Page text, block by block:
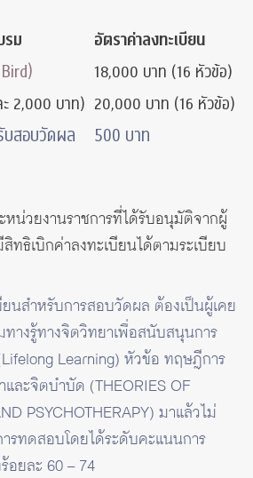
รม
อัตราค่าลงทะเบียน
18,000 บาท (16 หัวข้อ)
2,000 บาท) 20,000 บาท (16 หัวข้อ)
บสอบวัดผล 500 บาท
หน่วยงานราชการที่ได้รับอนุมัติจากผู้
ธิเบิกค่าลงทะเบียนได้ตามระเบียบ
นสำหรับการสอบวัดผล ต้องเป็นผู้เคย
ทางรู้ทางจิตวิทยาเพื่อสนับสนุนการ
Learning) หัวข้อ ทฤษฎีการ
ละจิตบำบัด (THEORIES OF
PSYCHOTHERAPY) มาแล้วไม่
รทดสอบโดยได้ระดับคะแนนการ
อยละ 60 – 74